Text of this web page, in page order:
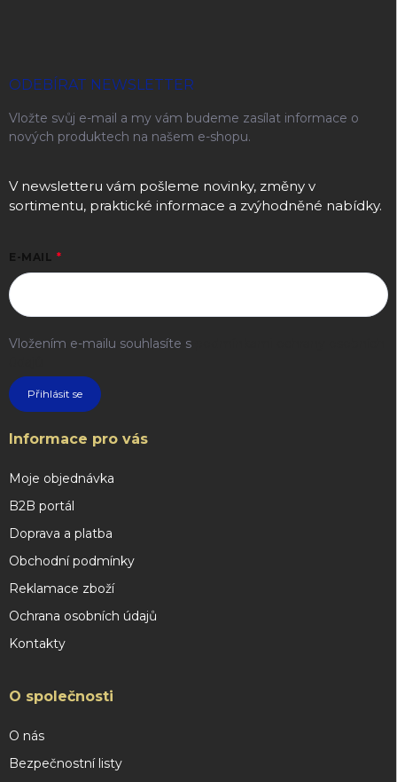
ODEBÍRAT NEWSLETTER
Vložte svůj e-mail a my vám budeme zasílat informace o
nových produktech na našem e-shopu.
V newsletteru vám pošleme novinky, změny v
sortimentu, praktické informace a zvýhodněné nabídky.
E-MAIL
Vložením e-mailu souhlasíte s
Přihlásit se
Informace pro vás
Moje objednávka
B2B portál
Doprava a platba
Obchodní podmínky
Reklamace zboží
Ochrana osobních údajů
Kontakty
O společnosti
O nás
Bezpečnostní listy